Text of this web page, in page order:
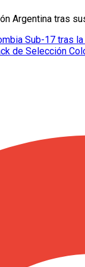
Argentina tras
Sub-17 tras
de Selección